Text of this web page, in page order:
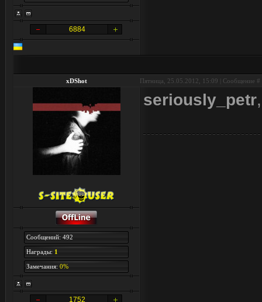
6884
xDShot Пятница, 25.05.2012, 15:09 | Сообщение #
Сообщений: 492
Награды: 1
Замечания: 0%
1752
seriously_petr